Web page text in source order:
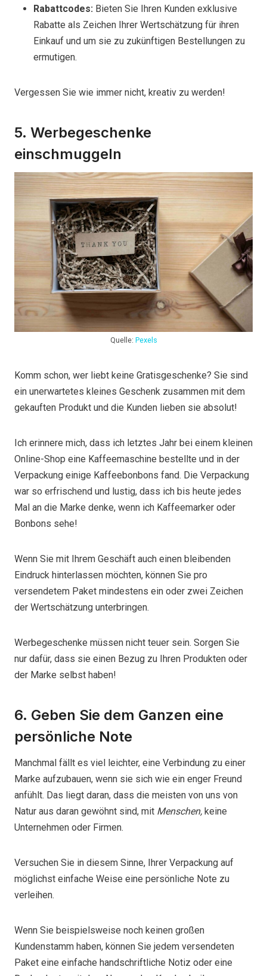
Rabattcodes: Bieten Sie Ihren Kunden exklusive
Rabatte als Zeichen Ihrer Wertschätzung für ihren
Einkauf und um sie zu zukünftigen Bestellungen zu
ermutigen.
Vergessen Sie wie immer nicht, kreativ zu werden!
5. Werbegeschenke
einschmuggeln
Quelle: Pexels
Komm schon, wer liebt keine Gratisgeschenke? Sie sind
ein unerwartetes kleines Geschenk zusammen mit dem
gekauften Produkt und die Kunden lieben sie absolut!
Ich erinnere mich, dass ich letztes Jahr bei einem kleinen
Online-Shop eine Kaffeemaschine bestellte und in der
Verpackung einige Kaffeebonbons fand. Die Verpackung
war so erfrischend und lustig, dass ich bis heute jedes
Mal an die Marke denke, wenn ich Kaffeemarker oder
Bonbons sehe!
Wenn Sie mit Ihrem Geschäft auch einen bleibenden
Eindruck hinterlassen möchten, können Sie pro
versendetem Paket mindestens ein oder zwei Zeichen
der Wertschätzung unterbringen.
Werbegeschenke müssen nicht teuer sein. Sorgen Sie
nur dafür, dass sie einen Bezug zu Ihren Produkten oder
der Marke selbst haben!
6. Geben Sie dem Ganzen eine
persönliche Note
Manchmal fällt es viel leichter, eine Verbindung zu einer
Marke aufzubauen, wenn sie sich wie ein enger Freund
anfühlt. Das liegt daran, dass die meisten von uns von
Natur aus daran gewöhnt sind, mit Menschen, keine
Unternehmen oder Firmen.
Versuchen Sie in diesem Sinne, Ihrer Verpackung auf
möglichst einfache Weise eine persönliche Note zu
verleihen.
Wenn Sie beispielsweise noch keinen großen
Kundenstamm haben, können Sie jedem versendeten
Paket eine einfache handschriftliche Notiz oder eine